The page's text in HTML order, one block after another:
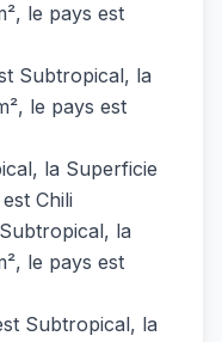
le pays est
Subtropical, la
le pays est
la Superficie
Chili
la
le pays est
Subtropical, la